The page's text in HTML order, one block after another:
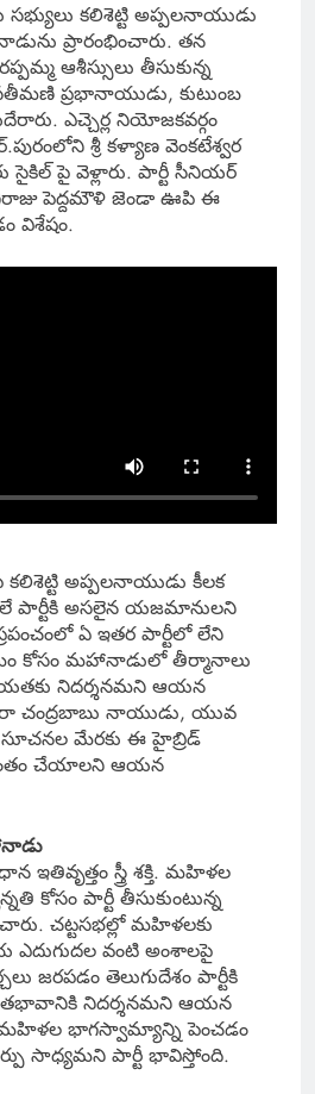
కలిశెట్టి అప్పలనాయుడు
ప్రారంభించారు. తన
ఆశీస్సులు తీసుకున్న
ప్రభానాయుడు, కుటుంబ
ఎచ్చెర్ల నియోజకవర్గం
శ్రీ కళ్యాణ వెంకటేశ్వర
పై వెళ్లారు. పార్టీ సీనియర్
పెద్దమౌళి జెండా ఊపి ఈ
విశేషం.
అప్పలనాయుడు కీలక
పార్టీకి అసలైన యజమానులని
ఏ ఇతర పార్టీలో లేని
కోసం మహానాడులో తీర్మానాలు
నిదర్శనమని ఆయన
చంద్రబాబు నాయుడు, యువ
మేరకు ఈ హైబ్రిడ్
చేయాలని ఆయన
స్త్రీ శక్తి. మహిళల
కోసం పార్టీ తీసుకుంటున్న
చట్టసభల్లో మహిళలకు
ఎదుగుదల వంటి అంశాలపై
జరపడం తెలుగుదేశం పార్టీకి
నిదర్శనమని ఆయన
భాగస్వామ్యాన్ని పెంచడం
సాధ్యమని పార్టీ భావిస్తోంది.